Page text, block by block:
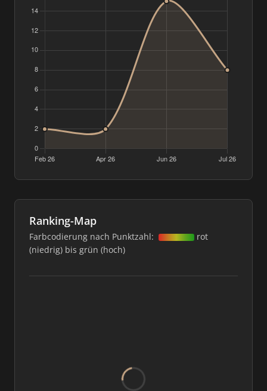
Ranking-Map
Farbcodierung nach Punktzahl:
rot
(niedrig) bis grün (hoch)